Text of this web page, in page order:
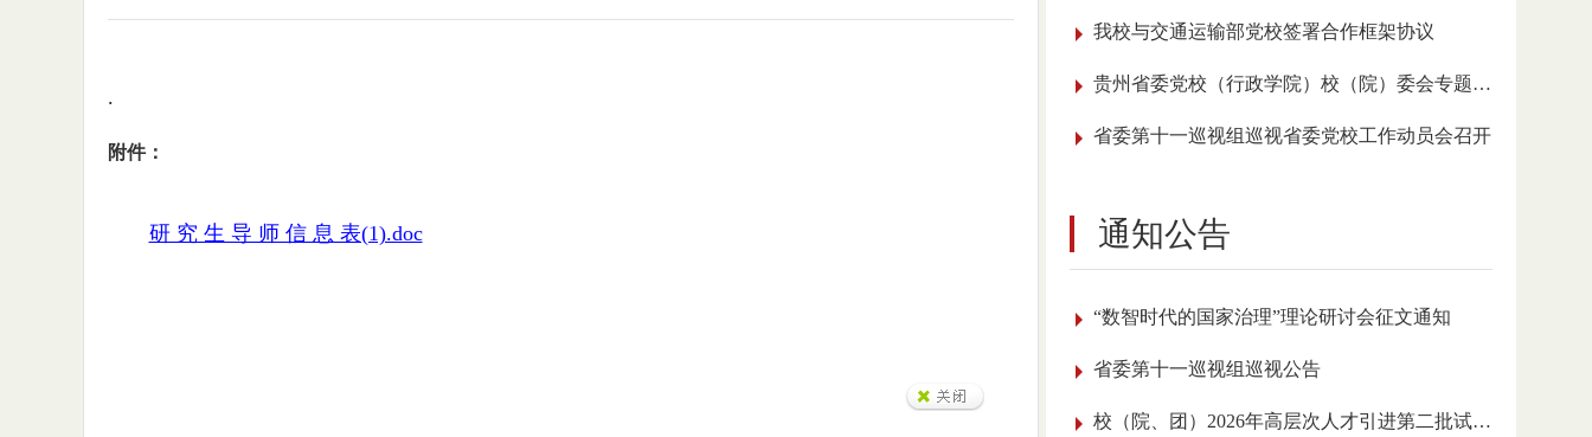
.
附件：
研 究 生 导 师 信 息 表(1).doc
我校与交通运输部党校签署合作框架协议
贵州省委党校（行政学院）校（院）委会专题传达学习全国党校（行政学院）校长 （院长）会议精神
省委第十一巡视组巡视省委党校工作动员会召开
通知公告
“数智时代的国家治理”理论研讨会征文通知
省委第十一巡视组巡视公告
校（院、团）2026年高层次人才引进第二批试讲人员名单公告